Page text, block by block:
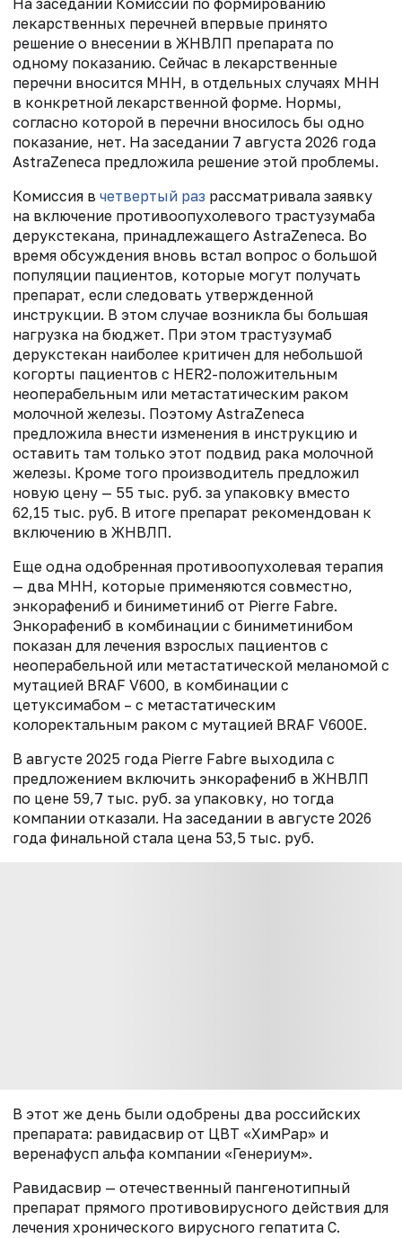
лекарственных перечней впервые принято
решение о внесении в ЖНВЛП препарата по
одному показанию. Сейчас в лекарственные
перечни вносится МНН, в отдельных случаях МНН
в конкретной лекарственной форме. Нормы,
согласно которой в перечни вносилось бы одно
показание, нет. На заседании 7 августа 2026 года
AstraZeneca предложила решение этой проблемы.
Комиссия в четвертый раз рассматривала заявку
на включение противоопухолевого трастузумаба
дерукстекана, принадлежащего AstraZeneca. Во
время обсуждения вновь встал вопрос о большой
популяции пациентов, которые могут получать
препарат, если следовать утвержденной
инструкции. В этом случае возникла бы большая
нагрузка на бюджет. При этом трастузумаб
дерукстекан наиболее критичен для небольшой
когорты пациентов с HER2-положительным
неоперабельным или метастатическим раком
молочной железы. Поэтому AstraZeneca
предложила внести изменения в инструкцию и
оставить там только этот подвид рака молочной
железы. Кроме того производитель предложил
новую цену — 55 тыс. руб. за упаковку вместо
62,15 тыс. руб. В итоге препарат рекомендован к
включению в ЖНВЛП.
Еще одна одобренная противоопухолевая терапия
— два МНН, которые применяются совместно,
энкорафениб и биниметиниб от Pierre Fabre.
Энкорафениб в комбинации с биниметинибом
показан для лечения взрослых пациентов с
неоперабельной или метастатической меланомой с
мутацией BRAF V600, в комбинации с
цетуксимабом – с метастатическим
колоректальным раком с мутацией BRAF V600E.
В августе 2025 года Pierre Fabre выходила с
предложением включить энкорафениб в ЖНВЛП
по цене 59,7 тыс. руб. за упаковку, но тогда
компании отказали. На заседании в августе 2026
года финальной стала цена 53,5 тыс. руб.
В этот же день были одобрены два российских
препарата: равидасвир от ЦВТ «ХимРар» и
веренафусп альфа компании «Генериум».
Равидасвир — отечественный пангенотипный
препарат прямого противовирусного действия для
лечения хронического вирусного гепатита С.